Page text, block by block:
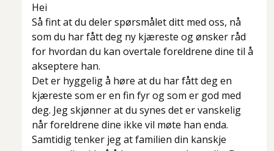
Hei
Så fint at du deler spørsmålet ditt med oss, nå
som du har fått deg ny kjæreste og ønsker råd
for hvordan du kan overtale foreldrene dine til å
akseptere han.
Det er hyggelig å høre at du har fått deg en
kjæreste som er en fin fyr og som er god med
deg. Jeg skjønner at du synes det er vanskelig
når foreldrene dine ikke vil møte han enda.
Samtidig tenker jeg at familien din kanskje